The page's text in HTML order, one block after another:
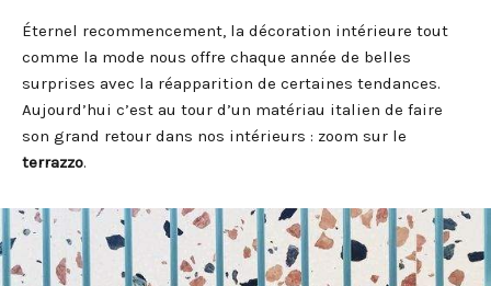
Éternel recommencement, la décoration intérieure tout
comme la mode nous offre chaque année de belles
surprises avec la réapparition de certaines tendances.
Aujourd’hui c’est au tour d’un matériau italien de faire
son grand retour dans nos intérieurs : zoom sur le
terrazzo.